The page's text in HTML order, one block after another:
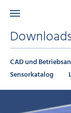
CAD und
Sensorkatalog